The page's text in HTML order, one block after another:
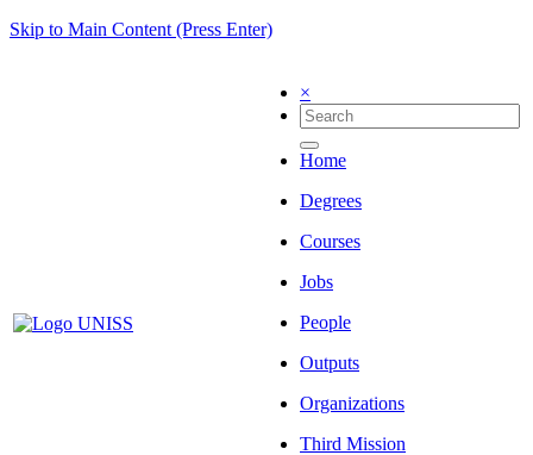
Skip to Main Content (Press Enter)
×
Home
Degrees
Courses
Jobs
People
Outputs
Organizations
Third Mission